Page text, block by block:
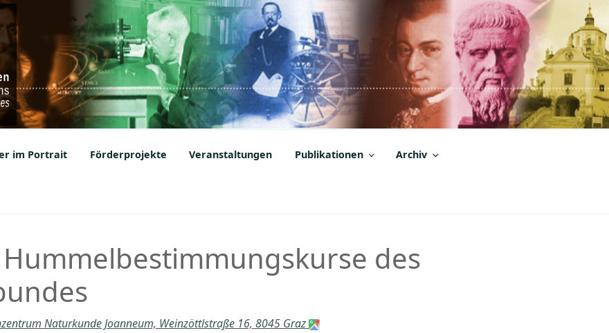
im Portrait Förderprojekte Veranstaltungen Publikationen Archiv
des
Naturkunde Joanneum, Weinzöttlstraße 16, 8045 Graz